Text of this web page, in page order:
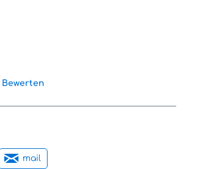
Bewerten
mail